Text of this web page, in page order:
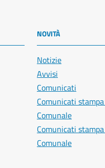
NOVITÀ
Notizie
Avvisi
Comunicati
Comunicati
Comunale
Comunicati
Comunale